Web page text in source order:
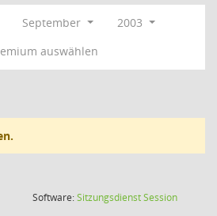
September
2003
auswählen
Software:SitzungsdienstSession(Wird in